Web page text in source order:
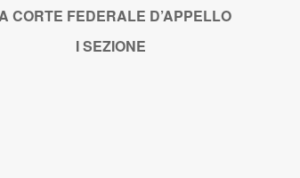
CORTE FEDERALE D’APPELLO
I SEZIONE